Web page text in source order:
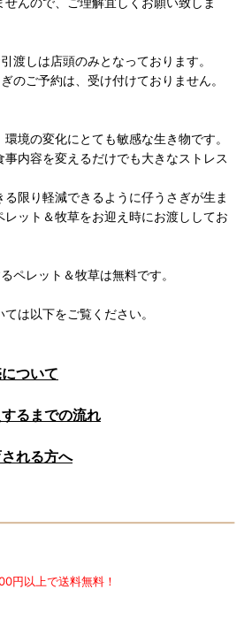
渡しは店頭のみとなっております。
のご予約は、受け付けておりません。
境の変化にとても敏感な生き物です。
内容を変えるだけでも大きなストレス
限り軽減できるように仔うさぎが生ま
ット＆牧草をお迎え時にお渡ししてお
ペレット＆牧草は無料です。
は以下をご覧ください。
ついて
るまでの流れ
れる方へ
円以上で送料無料！